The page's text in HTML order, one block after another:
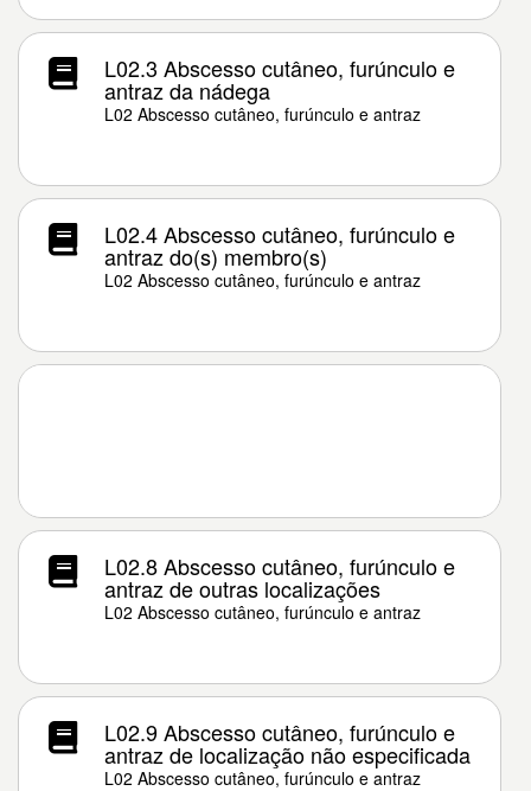
L02.3 Abscesso cutâneo, furúnculo e
antraz da nádega
L02 Abscesso cutâneo, furúnculo e antraz
L02.4 Abscesso cutâneo, furúnculo e
antraz do(s) membro(s)
L02 Abscesso cutâneo, furúnculo e antraz
L02.8 Abscesso cutâneo, furúnculo e
antraz de outras localizações
L02 Abscesso cutâneo, furúnculo e antraz
L02.9 Abscesso cutâneo, furúnculo e
antraz de localização não especificada
L02 Abscesso cutâneo, furúnculo e antraz